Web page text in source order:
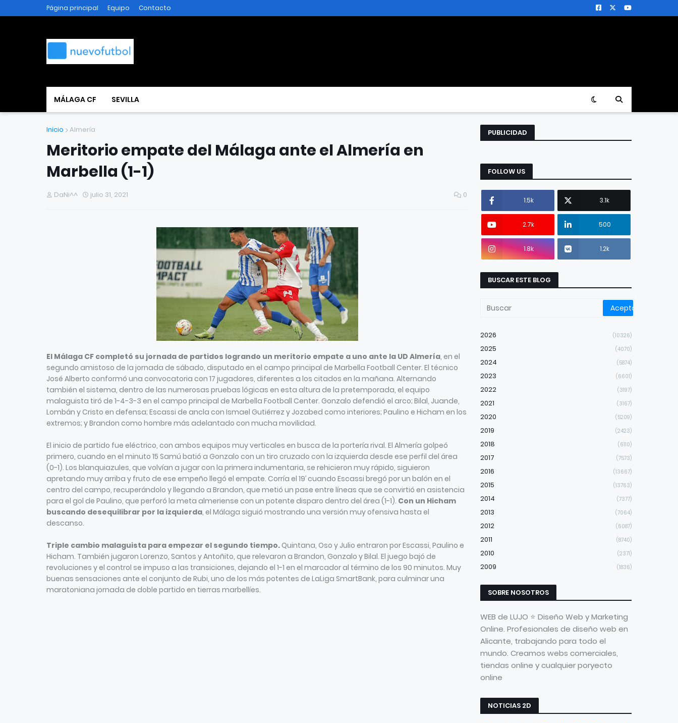
Página principal Equipo Contacto
MÁLAGA CF SEVILLA
Inicio Almería
Meritorio empate del Málaga ante el Almería en
Marbella (1-1)
DaNi^^ julio 31, 2021 0
El Málaga CF completó su jornada de partidos logrando un meritorio empate a uno ante la UD Almería, en el
segundo amistoso de la jornada de sábado, disputado en el campo principal de Marbella Football Center. El técnico
José Alberto conformó una convocatoria con 17 jugadores, diferentes a los citados en la mañana. Alternando
también el sistema, dentro de las numerosas pruebas lógicas en esta altura de la pretemporada, el equipo
malaguista tiró de 1-4-3-3 en el campo principal de Marbella Football Center. Gonzalo defendió el arco; Bilal, Juande,
Lombán y Cristo en defensa; Escassi de ancla con Ismael Gutiérrez y Jozabed como interiores; Paulino e Hicham en los
extremos; y Brandon como hombre más adelantado con mucha movilidad.
El inicio de partido fue eléctrico, con ambos equipos muy verticales en busca de la portería rival. El Almería golpeó
primero, cuando en el minuto 15 Samú batió a Gonzalo con un tiro cruzado con la izquierda desde ese perfil del área
(0-1). Los blanquiazules, que volvían a jugar con la primera indumentaria, se rehicieron muy rápido, siguieron
apretando muy arriba y fruto de ese empeño llegó el empate. Corría el 19’ cuando Escassi bregó por un balón en el
centro del campo, recuperándolo y llegando a Brandon, que metió un pase entre líneas que se convirtió en asistencia
para el gol de Paulino, que perforó la meta almeriense con un potente disparo dentro del área (1-1). Con un Hicham
buscando desequilibrar por la izquierda, el Málaga siguió mostrando una versión muy ofensiva hasta el
descanso.
Triple cambio malaguista para empezar el segundo tiempo. Quintana, Oso y Julio entraron por Escassi, Paulino e
Hicham. También jugaron Lorenzo, Santos y Antoñito, que relevaron a Brandon, Gonzalo y Bilal. El juego bajó de
revoluciones y el control se impuso a las transiciones, dejando el 1-1 en el marcador al término de los 90 minutos. Muy
buenas sensaciones ante el conjunto de Rubi, uno de los más potentes de LaLiga SmartBank, para culminar una
maratoniana jornada de doble partido en tierras marbellíes.
PUBLICIDAD
FOLLOW US
1.5k 3.1k
2.7k 500
1.8k 1.2k
BUSCAR ESTE BLOG
2026 (10326)
2025 (4070)
2024 (5874)
2023 (6601)
2022 (3197)
2021 (3167)
2020 (5209)
2019 (2423)
2018 (6110)
2017 (7573)
2016 (13667)
2015 (13763)
2014 (7377)
2013 (7064)
2012 (6087)
2011 (8740)
2010 (2371)
2009 (1836)
SOBRE NOSOTROS
WEB de LUJO ⭐ Diseño Web y Marketing
Online. Profesionales de diseño web en
Alicante, trabajando para todo el
mundo. Creamos webs comerciales,
tiendas online y cualquier poryecto
online
NOTICIAS 2D